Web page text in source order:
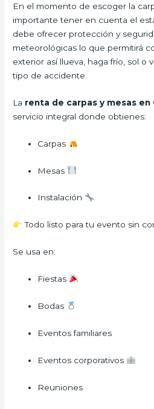
En el momento de escoger la
importante tener en cuenta el
debe ofrecer protección y
meteorológicas lo que permitirá
exterior así llueva, haga frío, sol o
tipo de accidente.
La renta de carpas y mesas en
servicio integral donde obtienes:
Carpas
Mesas
Instalación
Todo listo para tu evento sin
Se usa en:
Fiestas
Bodas
Eventos familiares
Eventos corporativos
Reuniones